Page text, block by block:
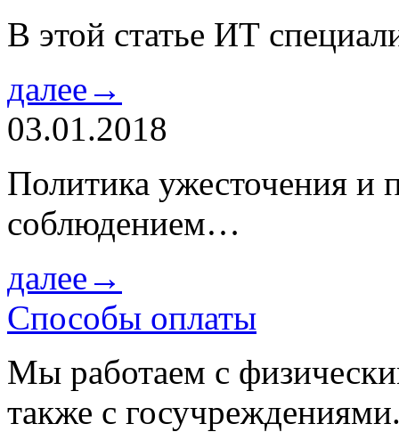
В этой статье ИТ
далее→
03.01.2018
Политика ужесточения и
соблюдением…
далее→
Способы оплаты
Мы работаем с
также с